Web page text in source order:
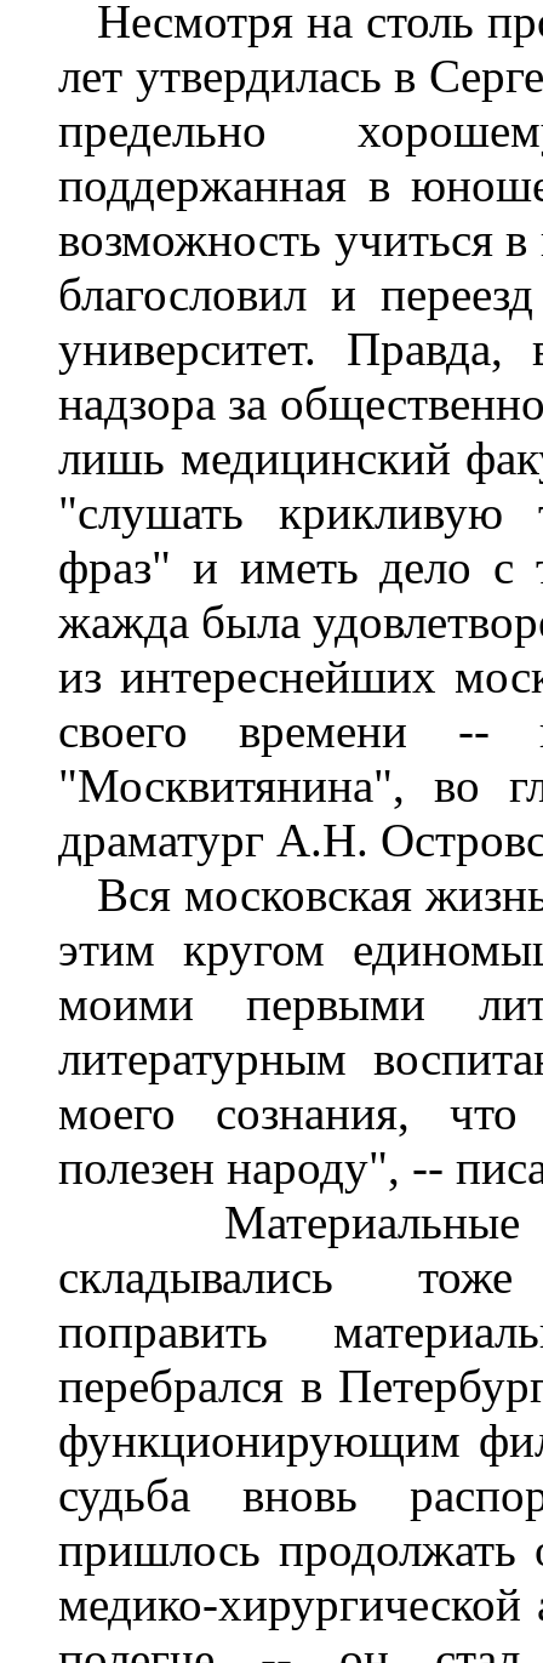
Несмотря на столь
лет утвердилась в
предельно
поддержанная в
возможность учиться
благословил и
университет.
надзора за
лишь медицинский
"слушать крикливую
фраз" и иметь дело с
жажда была
из интереснейших
своего времени --
"Москвитянина", во
драматург А.Н.
Вся московская
этим кругом
моими первыми
литературным
моего сознания,
полезен народу", --
Материальные
складывались
поправить
перебрался в
функционирующим
судьба вновь
пришлось продолжать
медико-хирургической